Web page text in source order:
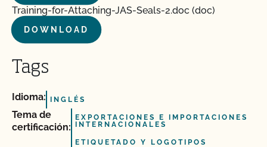
Training-for-Attaching-JAS-Seals-2.doc (doc)
DOWNLOAD
Tags
Idioma: INGLÉS
Tema de
certificación:
EXPORTACIONES E IMPORTACIONES
INTERNACIONALES
ETIQUETADO Y LOGOTIPOS